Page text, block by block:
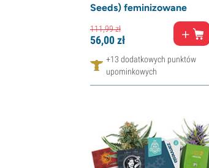
Seeds) feminizowane
111,99zł
56,00zł
+13 dodatkowych punktów
upominkowych